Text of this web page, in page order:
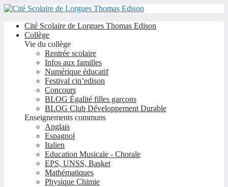
Cité Scolaire de Lorgues Thomas Edison
Collège
Vie du collège
Rentrée scolaire
Infos aux familles
Numérique éducatif
Festival cin’edison
Concours
BLOG Égalité filles garçons
BLOG Club Développement Durable
Enseignements communs
Anglais
Espagnol
Italien
Education Musicale - Chorale
EPS, UNSS, Basket
Mathématiques
Physique Chimie